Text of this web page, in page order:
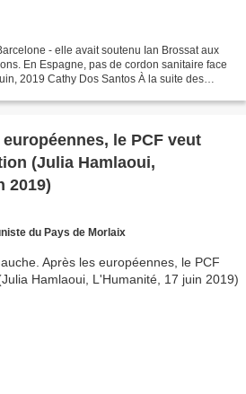
- elle avait soutenu Ian Brossat aux
En Espagne, pas de cordon sanitaire face
2019 Cathy Dos Santos À la suite des
le PCF veut
(Julia Hamlaoui,
2019)
du Pays de Morlaix